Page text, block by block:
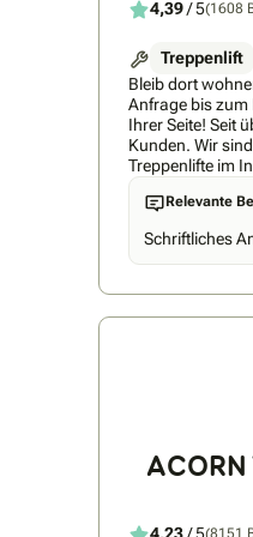
4,39/ 5(1608
Treppenlift
Bleib dort wohnen,
Anfrage bis
Ihrer Seite! Seit über 20 Jahren vertrauen uns unsere
Kunden. Wir
Treppenlifte im
Sie sich sicher
können - zu
unabhängiges
nachvollziehbar
Förderung und
Möglichkeiten,
erhalten Sie bis
Pflegekasse -
Jahre Garantie
• Große
Relevante
Schriftliches